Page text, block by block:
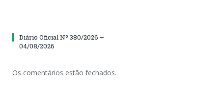
Diário Oficial Nº 380/2026 –
04/08/2026
Os comentários estão fechados.